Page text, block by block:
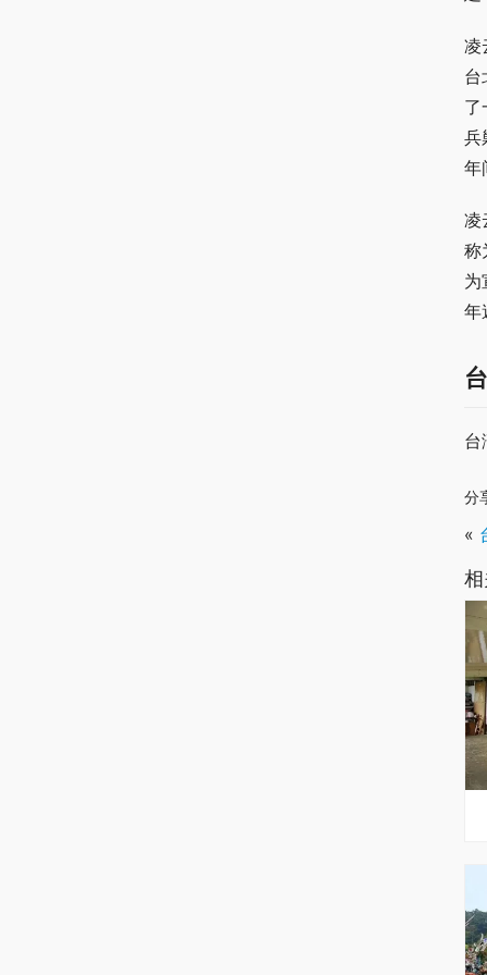
凌
台
了
兵
年
凌
称
为
年
台
分
«